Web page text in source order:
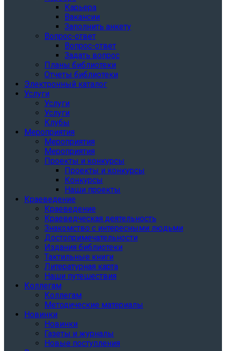
Карьера
Вакансии
Заполнить анкету
Вопрос-ответ
Вопрос-ответ
Задать вопрос
Планы библиотеки
Отчеты библиотеки
Электронный каталог
Услуги
Услуги
Услуги
Клубы
Мероприятия
Мероприятия
Мероприятия
Проекты и конкурсы
Проекты и конкурсы
Конкурсы
Наши проекты
Краеведение
Краеведение
Краеведческая деятельность
Знакомство с интересными людьми
Достопримечательности
Издания библиотеки
Тактильные книги
Литературная карта
Наши путешествия
Коллегам
Коллегам
Методические материалы
Новинки
Новинки
Газеты и журналы
Новые поступления